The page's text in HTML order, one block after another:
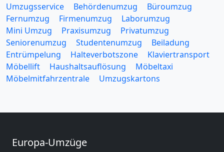
Umzugsservice Behördenumzug
Büroumzug
Fernumzug
Firmenumzug
Laborumzug
Mini Umzug
Praxisumzug
Privatumzug
Seniorenumzug
Studentenumzug
Beiladung
Entrümpelung
Halteverbotszone
Klaviertransport
Möbellift
Haushaltsauflösung
Möbeltaxi
Möbelmitfahrzentrale
Umzugskartons
Europa-Umzüge